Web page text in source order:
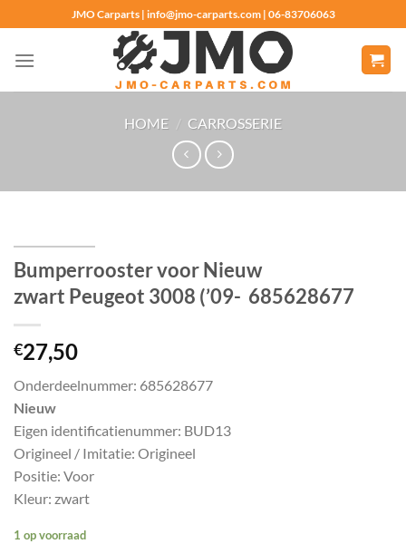
naar
inhoud
JMO Carparts | info@jmo-carparts.com | 06-83706063
HOME / CARROSSERIE
Bumperrooster voor Nieuw
zwart Peugeot 3008 (’09- 685628677
€27,50
Onderdeelnummer: 685628677
Nieuw
Eigen identificatienummer: BUD13
Origineel / Imitatie: Origineel
Positie: Voor
Kleur: zwart
1 op voorraad